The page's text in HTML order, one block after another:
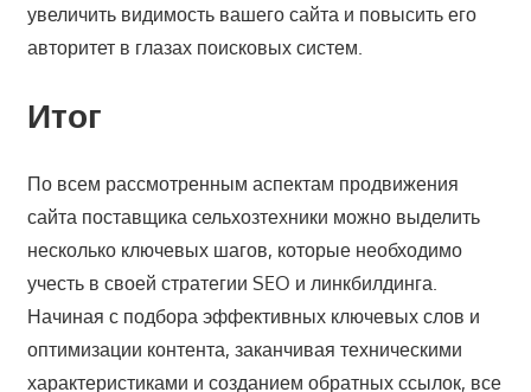
увеличить видимость вашего сайта и повысить его
авторитет в глазах поисковых систем.
Итог
По всем рассмотренным аспектам продвижения
сайта поставщика сельхозтехники можно выделить
несколько ключевых шагов, которые необходимо
учесть в своей стратегии SEO и линкбилдинга.
Начиная с подбора эффективных ключевых слов и
оптимизации контента, заканчивая техническими
характеристиками и созданием обратных ссылок, все